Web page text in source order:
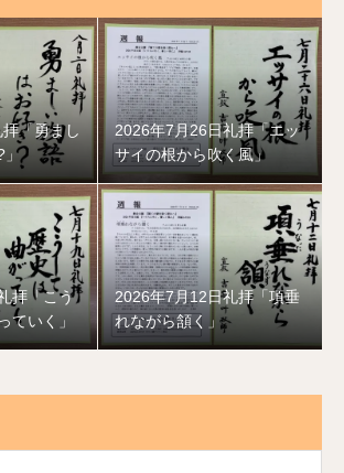
「勇まし
」
2026年7月26日礼拝「エッ
サイの根から吹く風」
拝「こう
ていく」
2026年7月12日礼拝「項垂
れながら頷く」